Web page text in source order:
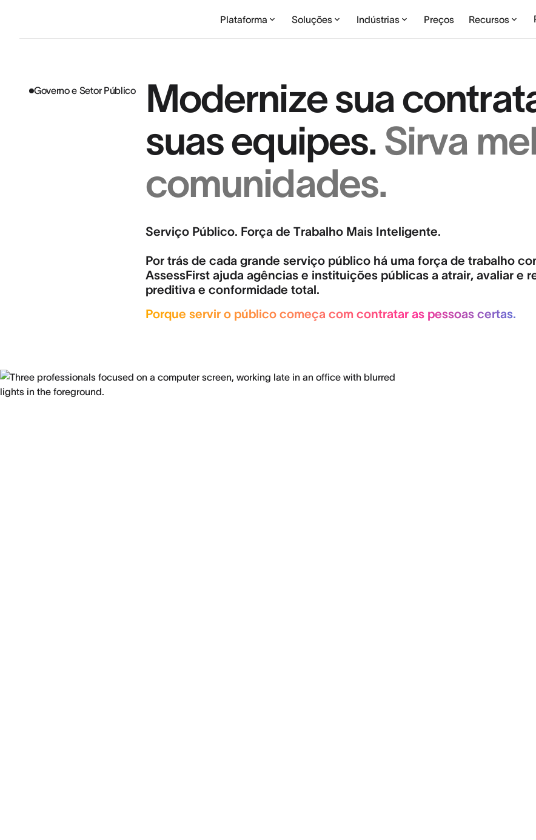
Plataforma Soluções Indústrias Preços Recursos
Governo e Setor Público
Modernize sua
suas equipes. Sirva
comunidades.
Serviço Público. Força de Trabalho Mais Inteligente.
Por trás de cada grande serviço público há uma força de trabalho
AssessFirst ajuda agências e instituições públicas a atrair, avaliar e
preditiva e conformidade total.
Porque servir o público começa com contratar as pessoas certas.